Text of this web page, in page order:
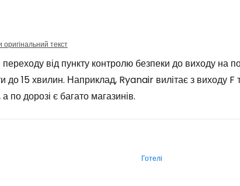
оригінальний текст
від пункту контролю безпеки до виходу на
до 15 хвилин. Наприклад, Ryanair вилітає з виходу F
по дорозі є багато магазинів.
Готелі